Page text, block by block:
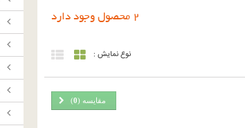
2 محصول وجود دارد
نوع نمایش :
مقایسه (0
)